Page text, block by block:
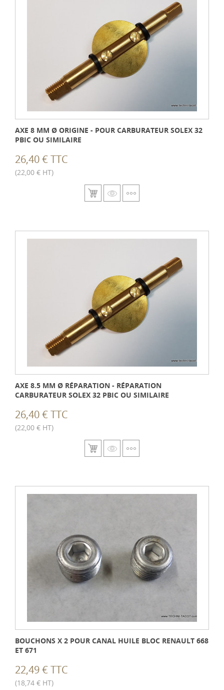
AXE 8 MM Ø ORIGINE - POUR CARBURATEUR SOLEX 32
PBIC OU SIMILAIRE
26,40 € TTC
(22,00 € HT)
AXE 8.5 MM Ø RÉPARATION - RÉPARATION
CARBURATEUR SOLEX 32 PBIC OU SIMILAIRE
26,40 € TTC
(22,00 € HT)
BOUCHONS X 2 POUR CANAL HUILE BLOC RENAULT 668
ET 671
22,49 € TTC
(18,74 € HT)